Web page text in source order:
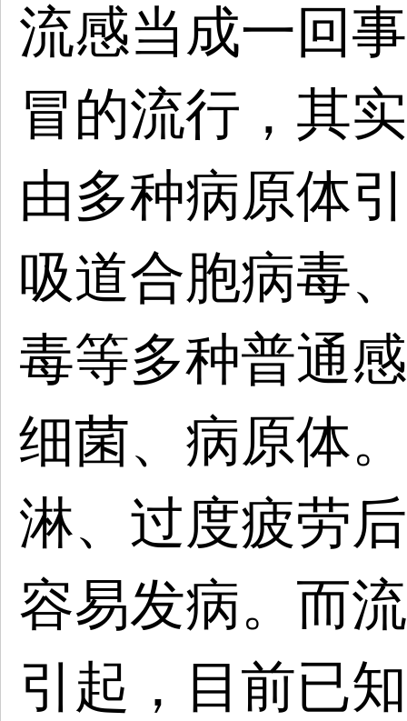
流感当成一回
冒的流行，其
由多种病原体
吸道合胞病毒
毒等多种普通
细菌、病原体
淋、过度疲劳
容易发病。而
引起，目前已